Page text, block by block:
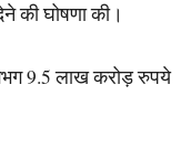
की घोषणा की।
9.5 लाख करोड़ रुपये